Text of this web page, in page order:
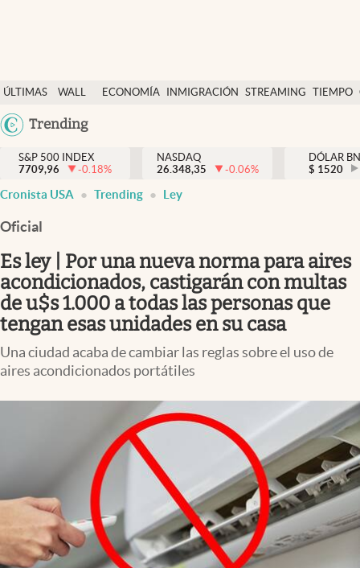
ÚLTIMAS
NOTICIAS
WALL
DÓLAR
ECONOMÍA INMIGRACIÓN STREAMING TIEMPO
México
Trending
Finanzas y economía
Wall Street y dólar
Inmigración
Espiritual
Streaming
PC y mobile
Lifestyle
S&P 500 INDEX
7709,96
-0.18%
NASDAQ
26.348,35
-0.06%
DÓLAR
$ 1520
Cronista USA Trending Ley
Oficial
Es ley | Por una nueva norma para aires
acondicionados, castigarán con multas
de u$s 1.000 a todas las personas que
tengan esas unidades en su casa
Una ciudad acaba de cambiar las reglas sobre el uso de
aires acondicionados portátiles